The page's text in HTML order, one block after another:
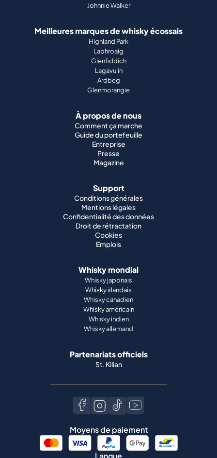
Johnnie Walker
Meilleures marques de whisky écossais
Highland Park
Laphroaig
Glenfiddich
Lagavulin
Ardbeg
Glenmorangie
À propos de nous
Comment ça marche
Guide du portefeuille
Entreprise
Presse
Magazine
Support
Conditions générales
Mentions légales
Confidentialité des données
Droit de rétractation
Cookies
Emplois
Whisky mondial
Whisky japonais
Whisky irlandais
Whisky canadien
Whisky américain
Whisky indien
Whisky allemand
Partenariats officiels
St. Kilian
Moyens de paiement
Langue